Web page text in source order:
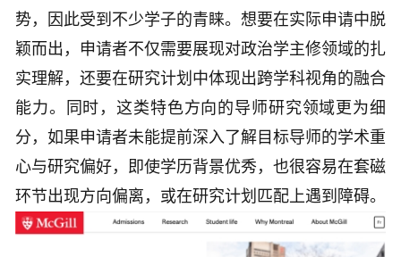
势，因此受到不少学子的青睐。想要在实际申请中脱
颖而出，申请者不仅需要展现对政治学主修领域的扎
实理解，还要在研究计划中体现出跨学科视角的融合
能力。同时，这类特色方向的导师研究领域更为细
分，如果申请者未能提前深入了解目标导师的学术重
心与研究偏好，即使学历背景优秀，也很容易在套磁
环节出现方向偏离，或在研究计划匹配上遇到障碍。